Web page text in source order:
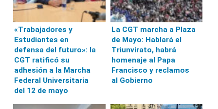
«Trabajadores y
Estudiantes en
defensa del futuro»: la
CGT ratificó su
adhesión a la Marcha
Federal Universitaria
del 12 de mayo
La CGT marcha a Plaza
de Mayo: Hablará el
Triunvirato, habrá
homenaje al Papa
Francisco y reclamos
al Gobierno